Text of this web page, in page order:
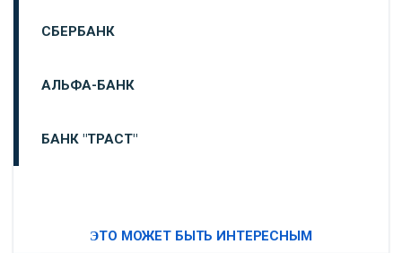
СБЕРБАНК
АЛЬФА-БАНК
БАНК "ТРАСТ"
ЭТО МОЖЕТ БЫТЬ ИНТЕРЕСНЫМ